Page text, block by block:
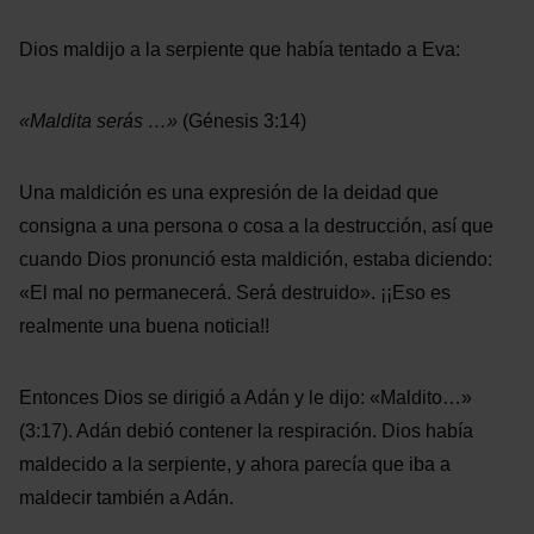
Dios maldijo a la serpiente que había tentado a Eva:
«Maldita serás …» (Génesis 3:14)
Una maldición es una expresión de la deidad que
consigna a una persona o cosa a la destrucción, así que
cuando Dios pronunció esta maldición, estaba diciendo:
«El mal no permanecerá. Será destruido». ¡¡Eso es
realmente una buena noticia!!
Entonces Dios se dirigió a Adán y le dijo: «Maldito…»
(3:17). Adán debió contener la respiración. Dios había
maldecido a la serpiente, y ahora parecía que iba a
maldecir también a Adán.